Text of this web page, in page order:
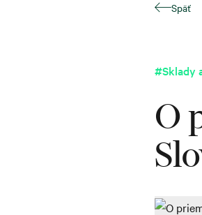
Späť
#Sklady
O